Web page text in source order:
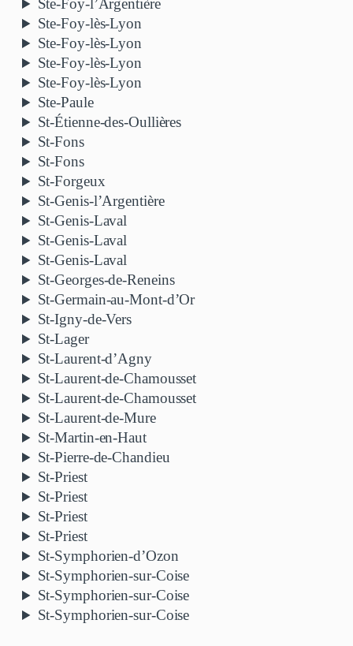
Ste-Foy-l’Argentière
Ste-Foy-lès-Lyon
Ste-Foy-lès-Lyon
Ste-Foy-lès-Lyon
Ste-Foy-lès-Lyon
Ste-Paule
St-Étienne-des-Oullières
St-Fons
St-Fons
St-Forgeux
St-Genis-l’Argentière
St-Genis-Laval
St-Genis-Laval
St-Genis-Laval
St-Georges-de-Reneins
St-Germain-au-Mont-d’Or
St-Igny-de-Vers
St-Lager
St-Laurent-d’Agny
St-Laurent-de-Chamousset
St-Laurent-de-Chamousset
St-Laurent-de-Mure
St-Martin-en-Haut
St-Pierre-de-Chandieu
St-Priest
St-Priest
St-Priest
St-Priest
St-Symphorien-d’Ozon
St-Symphorien-sur-Coise
St-Symphorien-sur-Coise
St-Symphorien-sur-Coise